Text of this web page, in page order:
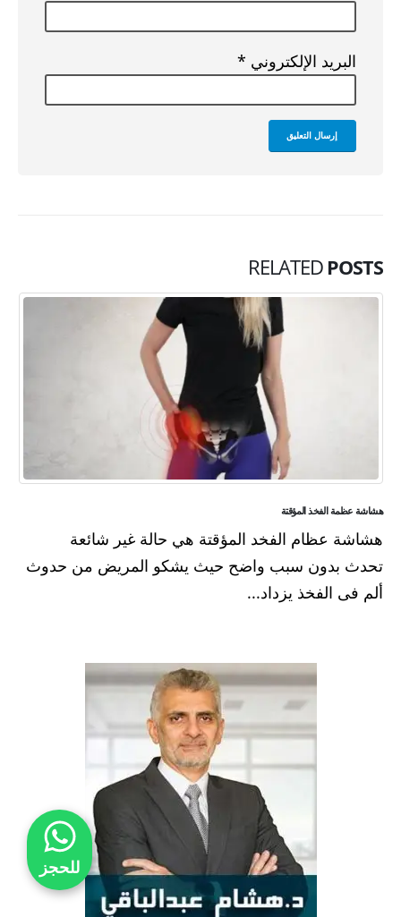
البريد الإلكتروني *
RELATED POSTS
هشاشة عظمة الفخذ المؤقتة
هشاشة عظام الفخد المؤقتة هي حالة غير شائعة
تحدث بدون سبب واضح حيث يشكو المريض من حدوث
ألم فى الفخذ يزداد...
للحجز